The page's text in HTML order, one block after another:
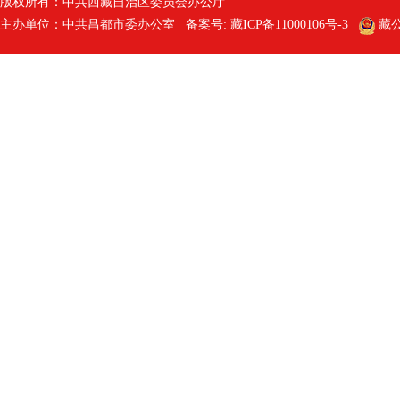
主办单位：中共昌都市委办公室 备案号: 藏ICP备11000106号-3 藏